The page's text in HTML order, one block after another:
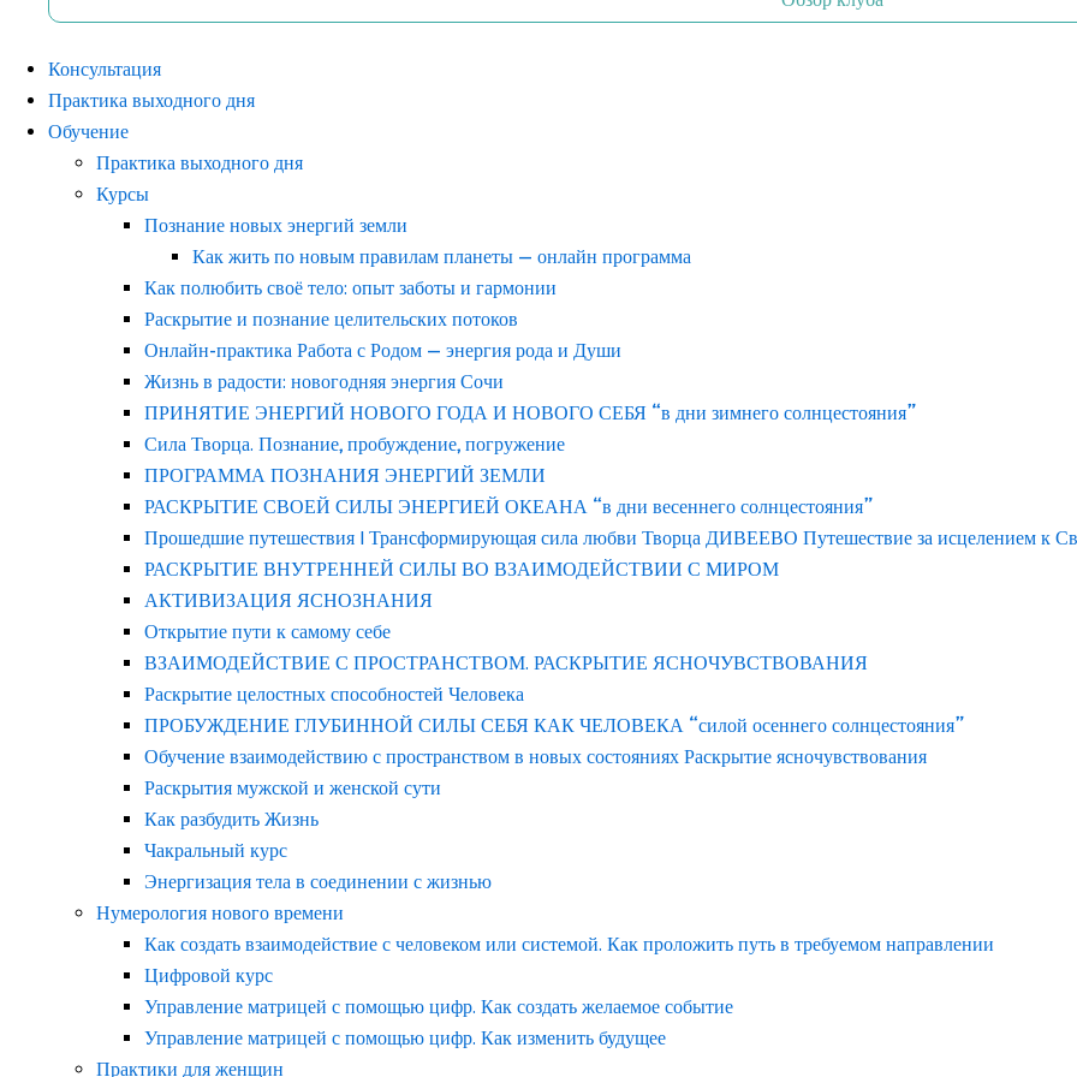
Консультация
Практика выходного дня
Обучение
Практика выходного дня
Курсы
Познание новых энергий земли
Как жить по новым правилам планеты — онлайн программа
Как полюбить своё тело: опыт заботы и гармонии
Раскрытие и познание целительских потоков
Онлайн-практика Работа с Родом — энергия рода и Души
Жизнь в радости: новогодняя энергия Сочи
ПРИНЯТИЕ ЭНЕРГИЙ НОВОГО ГОДА И НОВОГО СЕБЯ “в дни зимнего солнцестояния”
Сила Творца. Познание, пробуждение, погружение
ПРОГРАММА ПОЗНАНИЯ ЭНЕРГИЙ ЗЕМЛИ
РАСКРЫТИЕ СВОЕЙ СИЛЫ ЭНЕРГИЕЙ ОКЕАНА “в дни весеннего солнцестояния”
Прошедшие путешествия | Трансформирующая сила любви Творца ДИВЕЕВО Путешествие за исцелением к
РАСКРЫТИЕ ВНУТРЕННЕЙ СИЛЫ ВО ВЗАИМОДЕЙСТВИИ С МИРОМ
АКТИВИЗАЦИЯ ЯСНОЗНАНИЯ
Открытие пути к самому себе
ВЗАИМОДЕЙСТВИЕ С ПРОСТРАНСТВОМ. РАСКРЫТИЕ ЯСНОЧУВСТВОВАНИЯ
Раскрытие целостных способностей Человека
ПРОБУЖДЕНИЕ ГЛУБИННОЙ СИЛЫ СЕБЯ КАК ЧЕЛОВЕКА “силой осеннего солнцестояния”
Обучение взаимодействию с пространством в новых состояниях Раскрытие ясночувствования
Раскрытия мужской и женской сути
Как разбудить Жизнь
Чакральный курс
Энергизация тела в соединении с жизнью
Нумерология нового времени
Как создать взаимодействие с человеком или системой. Как проложить путь в требуемом направлении
Цифровой курс
Управление матрицей с помощью цифр. Как создать желаемое событие
Управление матрицей с помощью цифр. Как изменить будущее
Практики для женщин